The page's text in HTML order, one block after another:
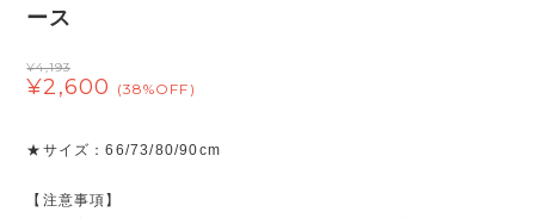
ース
¥4,193
¥2,600 (38%OFF)
★サイズ：66/73/80/90cm
【注意事項】